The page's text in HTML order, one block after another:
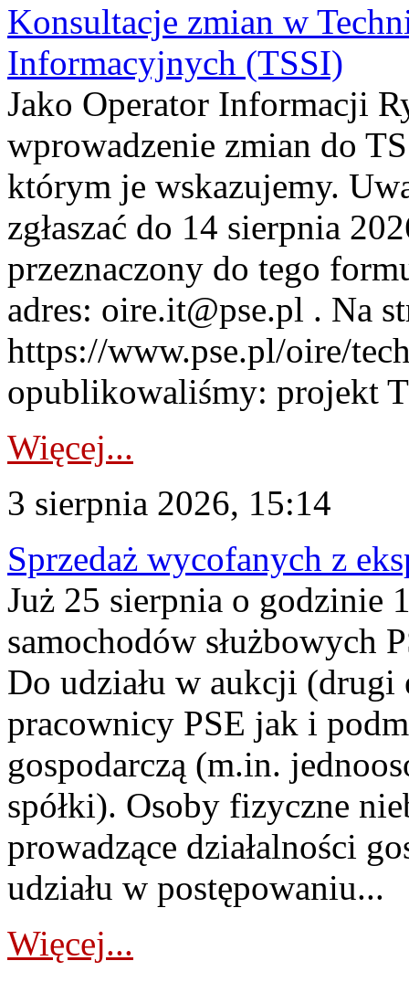
Konsultacje zmian w
Informacyjnych (TSSI)
Jako Operator Informacji
wprowadzenie zmian do
którym je wskazujemy.
zgłaszać do 14 sierpnia
przeznaczony do tego
adres: oire.it@pse.pl . Na
https://www.pse.pl/oire/
opublikowaliśmy: projekt
Więcej...
3 sierpnia 2026, 15:14
Sprzedaż wycofanych z
Już 25 sierpnia o godzinie
samochodów służbowych
Do udziału w aukcji (drugi
pracownicy PSE jak i
gospodarczą (m.in.
spółki). Osoby fizyczne
prowadzące działalności
udziału w postępowaniu...
Więcej...